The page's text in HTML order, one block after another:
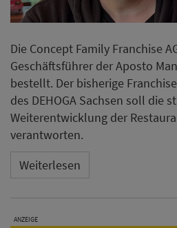
Die Concept Family Franchise
Geschäftsführer der Aposto
bestellt. Der bisherige
des DEHOGA Sachsen soll die
Weiterentwicklung der
verantworten.
Weiterlesen
ANZEIGE